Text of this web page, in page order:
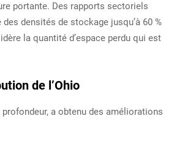
portante. Des rapports sectoriels
densités de stockage jusqu’à 60 %
la quantité d’espace perdu qui est
de l’Ohio
a obtenu des améliorations